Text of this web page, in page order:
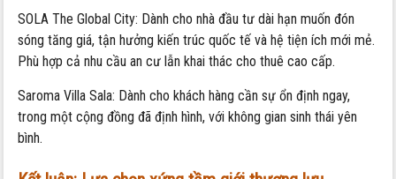
SOLA The Global City: Dành cho nhà đầu tư dài hạn muốn đón
sóng tăng giá, tận hưởng kiến trúc quốc tế và hệ tiện ích mới mẻ.
Phù hợp cả nhu cầu an cư lẫn khai thác cho thuê cao cấp.
Saroma Villa Sala: Dành cho khách hàng cần sự ổn định ngay,
trong một cộng đồng đã định hình, với không gian sinh thái yên
bình.